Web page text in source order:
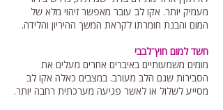
מעמיק יותר. אקו לב עובר מאפשר זיהוי מלא של
המום והבנת חומרתו לקראת המשך ההיריון והלידה.
חשד למום חוץ־לבבי
מומים משמעותיים באיברים אחרים מעלים את
הסבירות שגם הלב מעורב. במצבים כאלה אקו לב
מסייע לשלול או לאשר פגיעה מערכתית רחבה יותר.